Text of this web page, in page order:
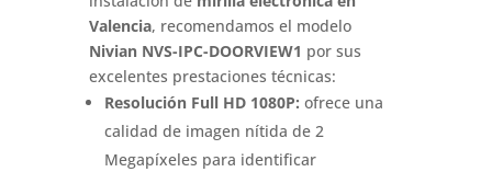
Valencia, recomendamos el modelo
Nivian NVS-IPC-DOORVIEW1 por sus
excelentes prestaciones técnicas:
Resolución Full HD 1080P: ofrece una
calidad de imagen nítida de 2
Megapíxeles para identificar